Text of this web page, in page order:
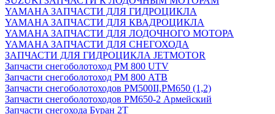
YAMAHA ЗАПЧАСТИ ДЛЯ ГИДРОЦИКЛА
YAMAHA ЗАПЧАСТИ ДЛЯ КВАДРОЦИКЛА
YAMAHA ЗАПЧАСТИ ДЛЯ ЛОДОЧНОГО МОТОРА
YAMAHA ЗАПЧАСТИ ДЛЯ СНЕГОХОДА
ЗАПЧАСТИ ДЛЯ ГИДРОЦИКЛА JETMOTOR
Запчасти снегоболотоход РМ 800 UTV
Запчасти снегоболотоход РМ 800 АТВ
Запчасти снегоболотоходов РМ500II,РМ650 (1,2)
Запчасти снегоболотоходов РМ650-2 Армейский
Запчасти снегохода Буран 2Т